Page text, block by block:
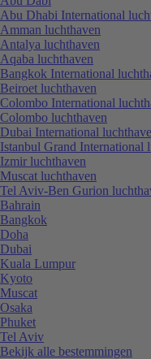
Abu Dhabi International
Amman luchthaven
Antalya luchthaven
Aqaba luchthaven
Bangkok International
Beiroet luchthaven
Colombo International
Colombo luchthaven
Dubai International
Istanbul Grand International
Izmir luchthaven
Muscat luchthaven
Tel Aviv-Ben Gurion
Bahrain
Bangkok
Doha
Dubai
Kuala Lumpur
Kyoto
Muscat
Osaka
Phuket
Tel Aviv
Bekijk alle bestemmingen